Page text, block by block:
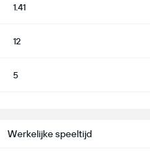
1.41
12
5
Werkelijke speeltijd